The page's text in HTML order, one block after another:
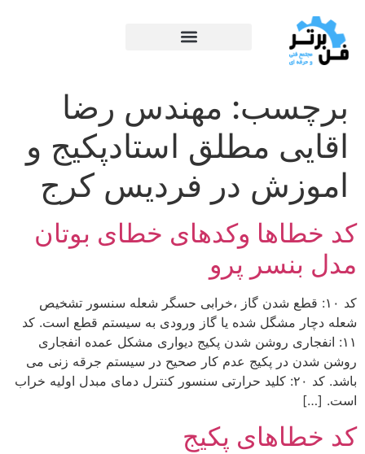
برچسب: مهندس رضا
اقایی مطلق استادپکیج و
اموزش در فردیس کرج
کد خطاها وکدهای خطای بوتان
مدل بنسر پرو
کد ۱۰: قطع شدن گاز ،خرابی حسگر شعله سنسور تشخیص
شعله دچار مشگل شده یا گاز ورودی به سیستم قطع است. کد
۱۱: انفجاری روشن شدن پکیج دیواری مشکل عمده انفجاری
روشن شدن در پکیج عدم کار صحیح در سیستم جرقه زنی می
باشد. کد ۲۰: کلید حرارتی سنسور کنترل دمای مبدل اولیه خراب
است. […]
کد خطاهای پکیج